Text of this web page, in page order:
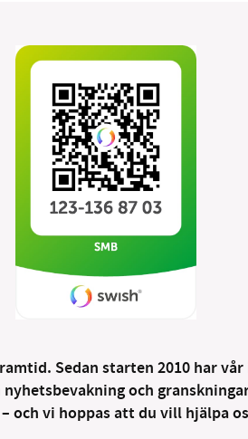
Sedan starten 2010 har
och
och vi hoppas att du vill hjälpa